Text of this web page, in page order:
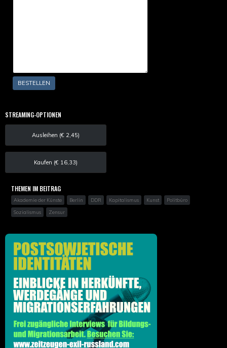
STREAMING-OPTIONEN
Ausleihen (€ 2,45)
Kaufen (€ 16,33)
THEMEN IM BEITRAG
Akademie der Künste Berlin DDR Kapitalismus Kunst
Politbüro
Sozialismus
Zensur